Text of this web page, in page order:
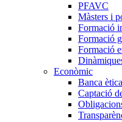
PFAVC
Màsters i
Formació
Formació
Formació
Econòmic
Banca ètica
Captació